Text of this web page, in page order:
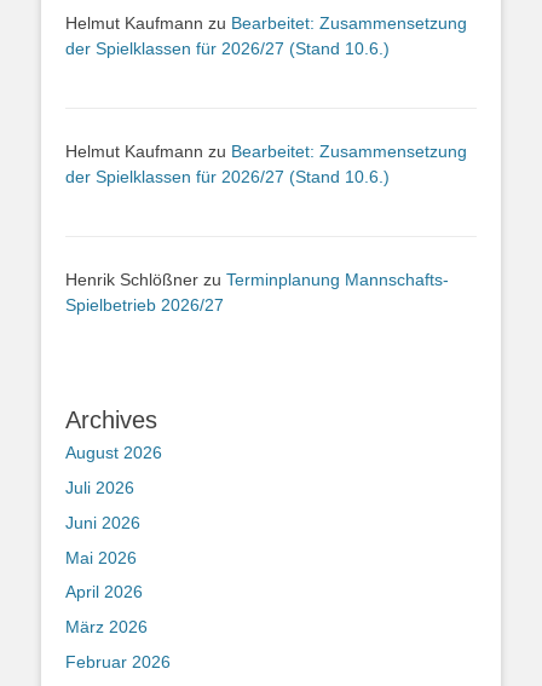
Helmut Kaufmann zu Bearbeitet: Zusammensetzung
der Spielklassen für 2026/27 (Stand 10.6.)
Helmut Kaufmann zu Bearbeitet: Zusammensetzung
der Spielklassen für 2026/27 (Stand 10.6.)
Henrik Schlößner zu Terminplanung Mannschafts-
Spielbetrieb 2026/27
Archives
August 2026
Juli 2026
Juni 2026
Mai 2026
April 2026
März 2026
Februar 2026